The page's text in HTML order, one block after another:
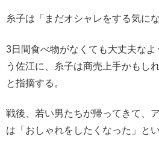
糸子は「まだオシャレをする気に
3日間食べ物がなくても大丈夫な
う佐江に、糸子は商売上手かもし
と指摘する。
戦後、若い男たちが帰ってきて、
は「おしゃれをしたくなった」とい